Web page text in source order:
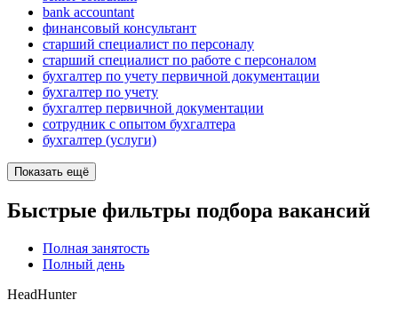
bank accountant
финансовый консультант
старший специалист по персоналу
старший специалист по работе с персоналом
бухгалтер по учету первичной документации
бухгалтер по учету
бухгалтер первичной документации
сотрудник с опытом бухгалтера
бухгалтер (услуги)
Показать ещё
Быстрые фильтры подбора вакансий
Полная занятость
Полный день
HeadHunter